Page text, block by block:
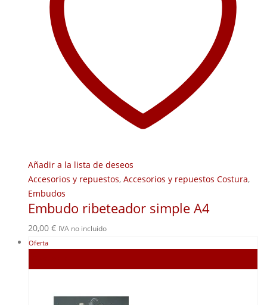
Añadir a la lista de deseos
Accesorios y repuestos, Accesorios y repuestos Costura,
Embudos
Embudo ribeteador simple A4
20,00 € IVA no incluido
Oferta